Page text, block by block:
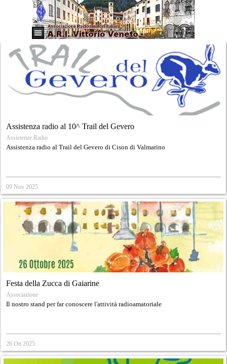
Assistenza radio al 10^ Trail del Gevero
Assistenze Radio
Assistenza radio al Trail del Gevero di Cison di Valmarino
09 Nov 2025
Festa della Zucca di Gaiarine
Associazione
Il nostro stand per far conoscere l'attività radioamatoriale
26 Ott 2025